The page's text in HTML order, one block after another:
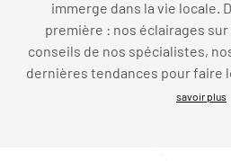
immerge dans la vie locale.
première : nos éclairages
conseils de nos spécialistes,
dernières tendances pour faire
savoir plus